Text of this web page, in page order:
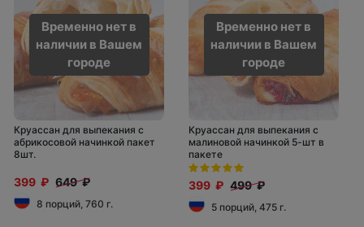
Временно нет в
наличии в Вашем
городе
Круассан для выпекания с
абрикосовой начинкой пакет
8шт.
399 ₽ 649 ₽
8 порций, 760 г.
Временно нет в
наличии в Вашем
городе
Круассан для выпекания с
малиновой начинкой 5-шт в
пакете
399 ₽ 499 ₽
5 порций, 475 г.